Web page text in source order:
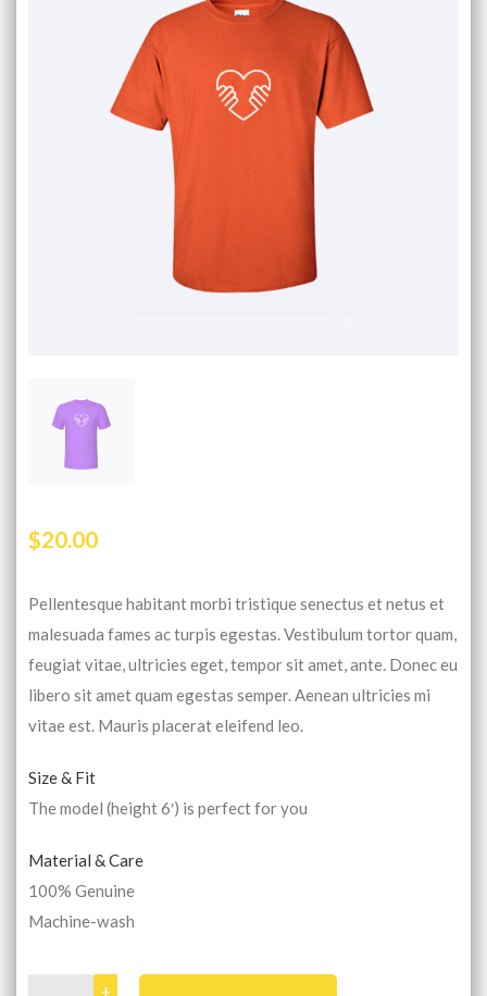
$20.00
Pellentesque habitant morbi tristique senectus et netus et
malesuada fames ac turpis egestas. Vestibulum tortor quam,
feugiat vitae, ultricies eget, tempor sit amet, ante. Donec eu
libero sit amet quam egestas semper. Aenean ultricies mi
vitae est. Mauris placerat eleifend leo.
Size & Fit
The model (height 6′) is perfect for you
Material & Care
100% Genuine
Machine-wash